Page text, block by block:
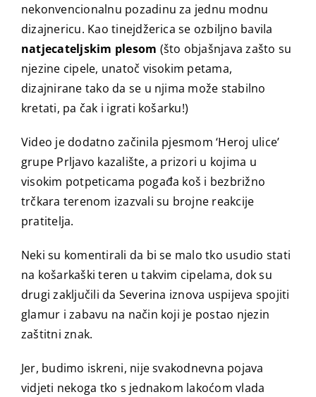
nekonvencionalnu pozadinu za jednu modnu
dizajnericu. Kao tinejdžerica se ozbiljno bavila
natjecateljskim plesom (što objašnjava zašto su
njezine cipele, unatoč visokim petama,
dizajnirane tako da se u njima može stabilno
kretati, pa čak i igrati košarku!)
Video je dodatno začinila pjesmom ‘Heroj ulice’
grupe Prljavo kazalište, a prizori u kojima u
visokim potpeticama pogađa koš i bezbrižno
trčkara terenom izazvali su brojne reakcije
pratitelja.
Neki su komentirali da bi se malo tko usudio stati
na košarkaški teren u takvim cipelama, dok su
drugi zaključili da Severina iznova uspijeva spojiti
glamur i zabavu na način koji je postao njezin
zaštitni znak.
Jer, budimo iskreni, nije svakodnevna pojava
vidjeti nekoga tko s jednakom lakoćom vlada